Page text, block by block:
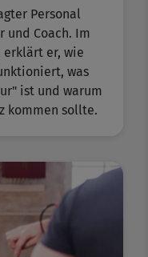
Personal
und Coach. Im
erklärt er, wie
was
ist und warum
kommen sollte.